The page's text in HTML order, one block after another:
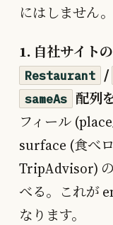
にはしません。
1. 自社サイトの
Restaurant /
sameAs 配列
フィール
surface (食べ
TripAdvisor)
べる。これが
なります。